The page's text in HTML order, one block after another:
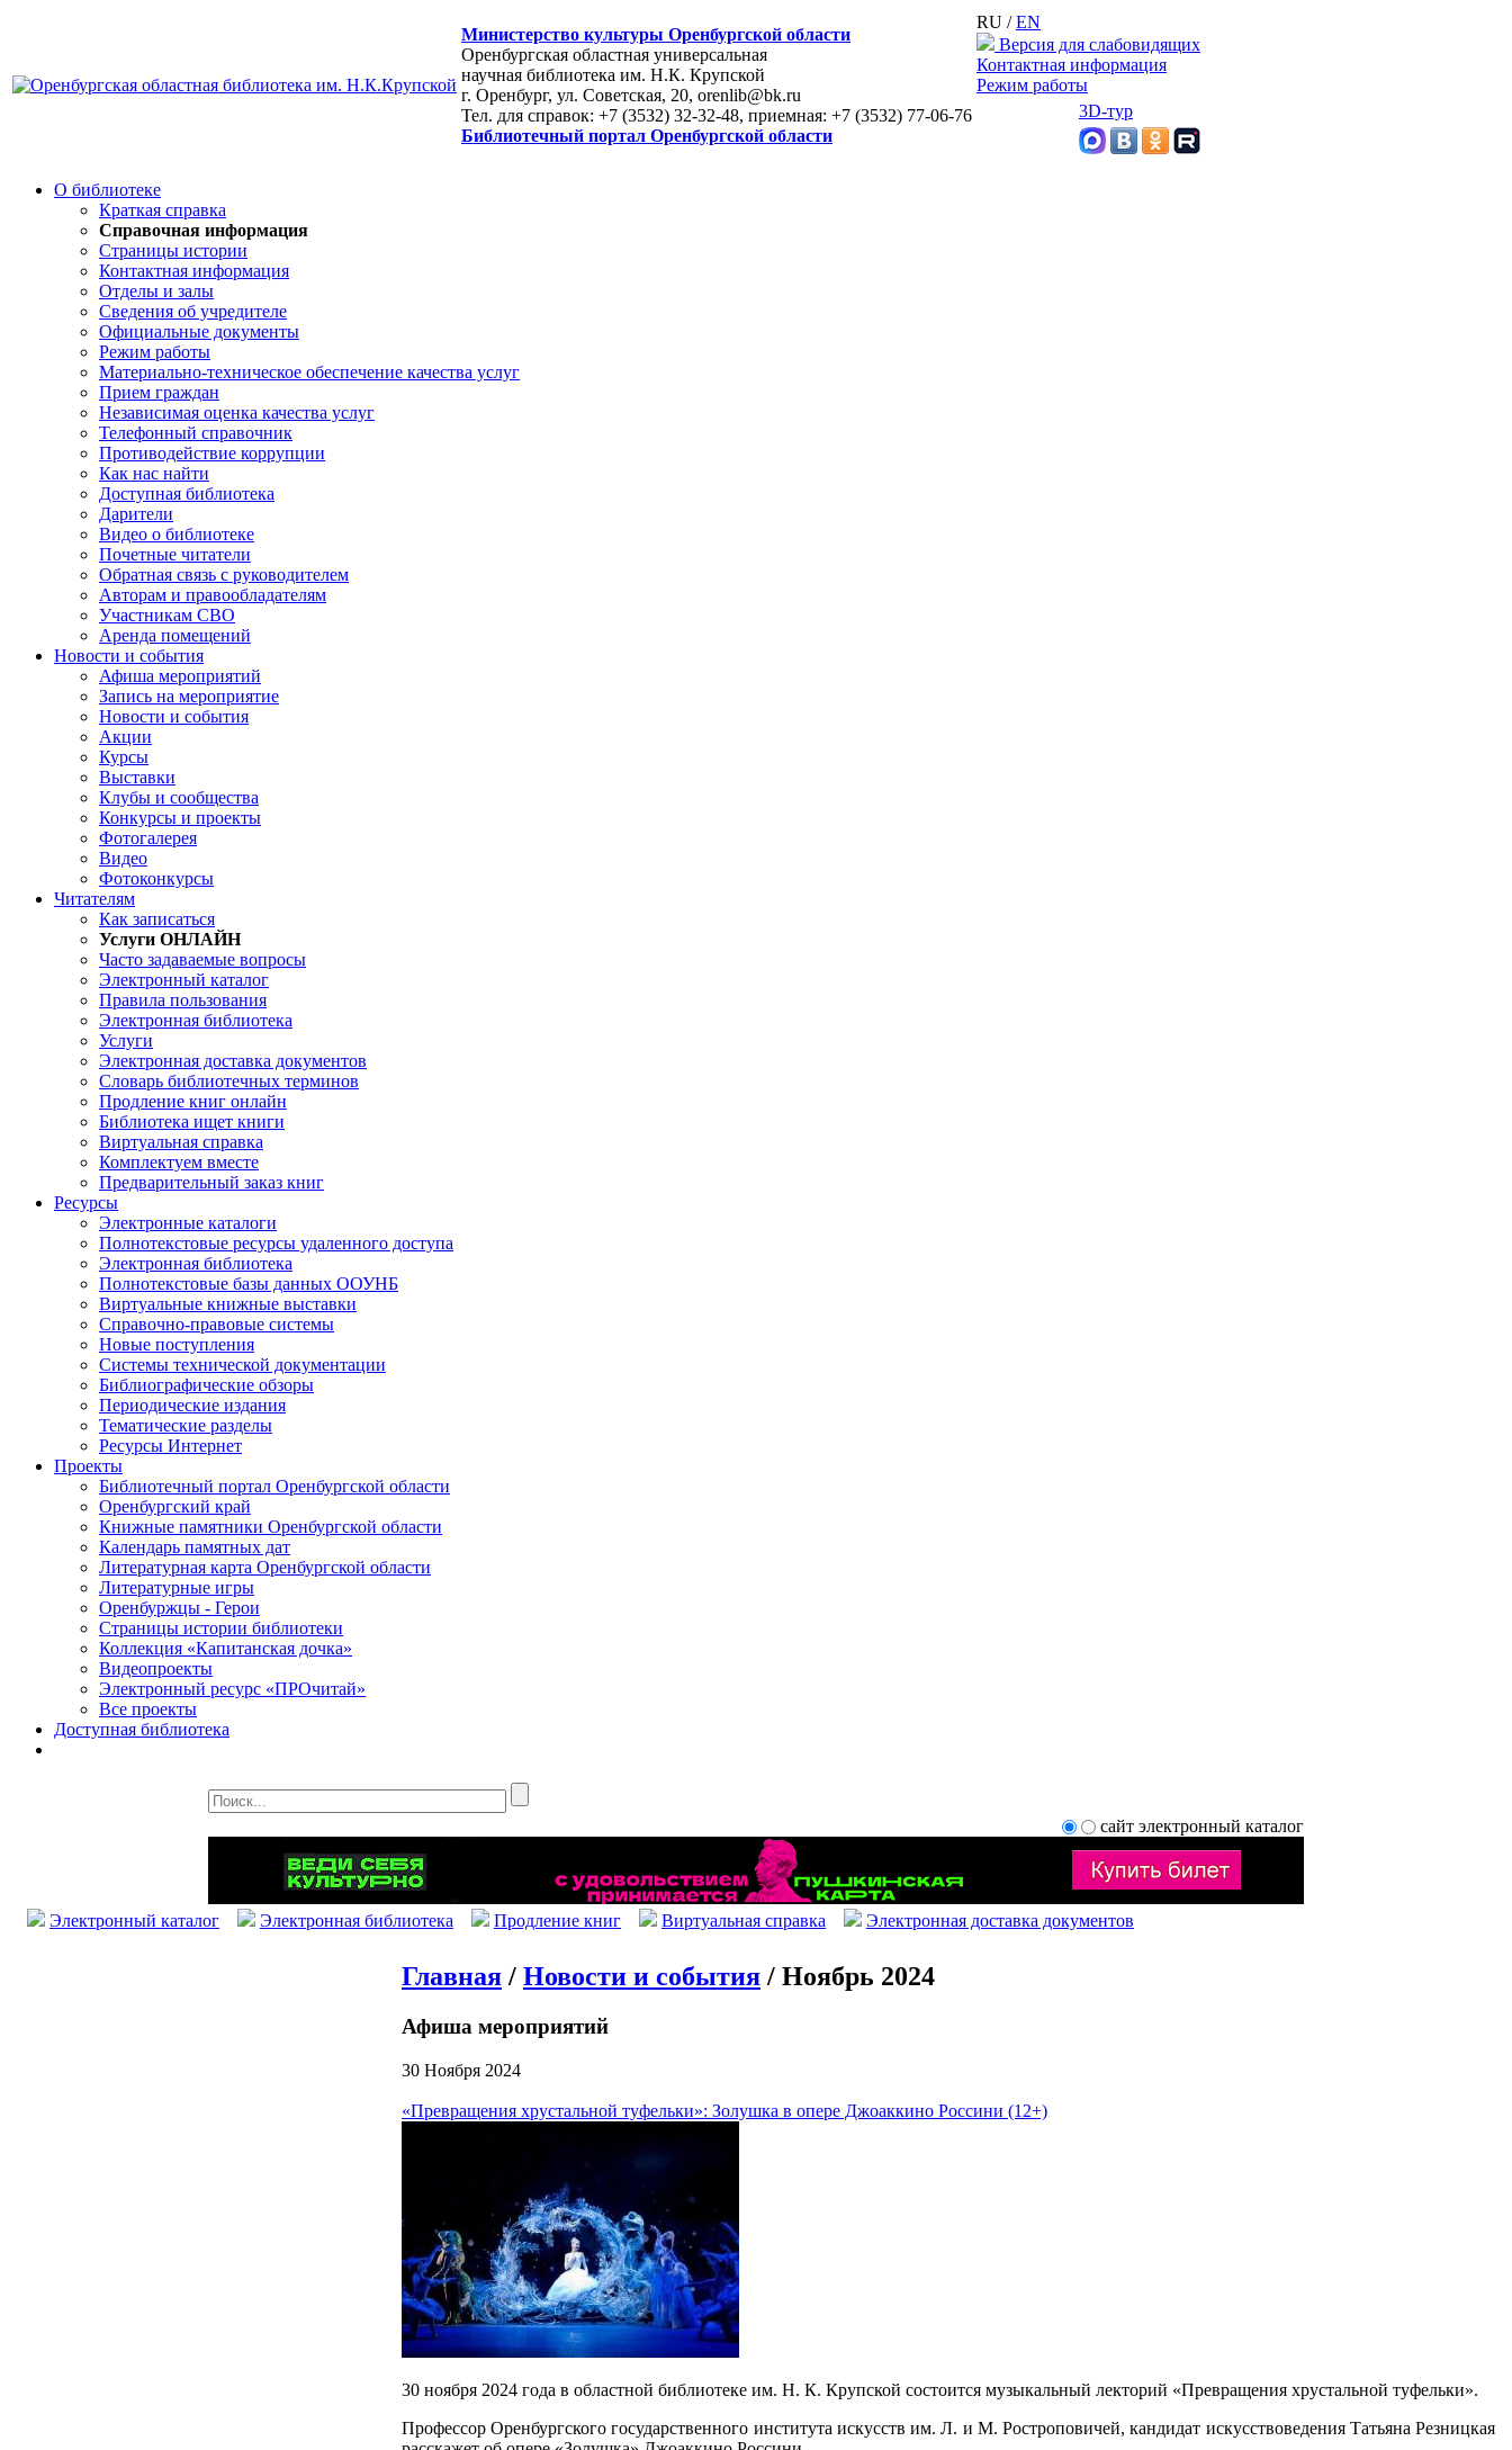
Министерство культуры Оренбургской области
Оренбургская областная универсальная
научная библиотека им. Н.К. Крупской
г. Оренбург, ул. Советская, 20, orenlib@bk.ru
Тел. для справок: +7 (3532) 32-32-48, приемная: +7 (3532) 77-06-76
Библиотечный портал Оренбургской области
RU /EN
Версия для слабовидящих
Контактная информация
Режим работы
3D-тур
О библиотеке
Краткая справка
Справочная информация
Страницы истории
Контактная информация
Отделы и залы
Сведения об учредителе
Официальные документы
Режим работы
Материально-техническое обеспечение качества услуг
Прием граждан
Независимая оценка качества услуг
Телефонный справочник
Противодействие коррупции
Как нас найти
Доступная библиотека
Дарители
Видео о библиотеке
Почетные читатели
Обратная связь с руководителем
Авторам и правообладателям
Участникам СВО
Аренда помещений
Новости и события
Афиша мероприятий
Запись на мероприятие
Новости и события
Акции
Курсы
Выставки
Клубы и сообщества
Конкурсы и проекты
Фотогалерея
Видео
Фотоконкурсы
Читателям
Как записаться
Услуги ОНЛАЙН
Часто задаваемые вопросы
Электронный каталог
Правила пользования
Электронная библиотека
Услуги
Электронная доставка документов
Словарь библиотечных терминов
Продление книг онлайн
Библиотека ищет книги
Виртуальная справка
Комплектуем вместе
Предварительный заказ книг
Ресурсы
Электронные каталоги
Полнотекстовые ресурсы удаленного доступа
Электронная библиотека
Полнотекстовые базы данных ООУНБ
Виртуальные книжные выставки
Справочно-правовые системы
Новые поступления
Cистемы технической документации
Библиографические обзоры
Периодические издания
Тематические разделы
Ресурсы Интернет
Проекты
Библиотечный портал Оренбургской области
Оренбургский край
Книжные памятники Оренбургской области
Календарь памятных дат
Литературная карта Оренбургской области
Литературные игры
Оренбуржцы - Герои
Страницы истории библиотеки
Коллекция «Капитанская дочка»
Видеопроекты
Электронный ресурс «ПРОчитай»
Все проекты
Доступная библиотека
сайт электронный каталог
Электронный каталог Электронная библиотека Продление книг Виртуальная справка Электронная доставка документов
Главная / Новости и события / Ноябрь 2024
Афиша мероприятий
30 Ноября 2024
«Превращения хрустальной туфельки»: Золушка в опере Джоаккино Россини (12+)
30 ноября 2024 года в областной библиотеке им. Н. К. Крупской состоится музыкальный лекторий «Превращения хрустальной туфельки».
Профессор Оренбургского государственного института искусств им. Л. и М. Ростроповичей, кандидат искусствоведения Татьяна Резницкая